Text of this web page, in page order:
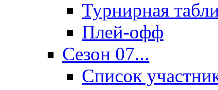
Турнирная
Плей-офф
Сезон 07...
Список